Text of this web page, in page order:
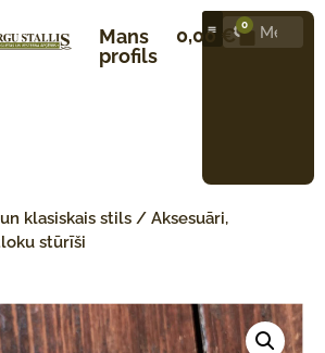
Mans
profils
0,00 € 0
klasiskais stils / Aksesuāri,
stūrīši